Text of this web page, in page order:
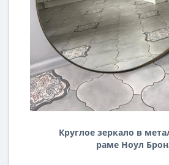
Круглое зеркало в
раме Ноул